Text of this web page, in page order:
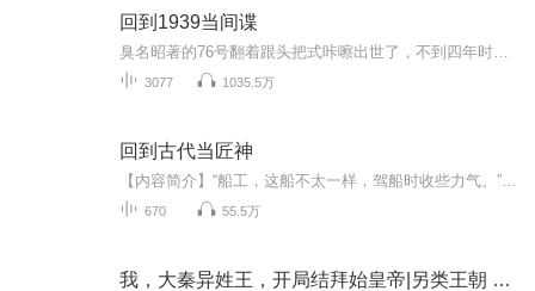
回到1939当间谍
3077 1035.5万
回到古代当匠神
670 55.5万
我，大秦异姓王，开局结拜始皇帝|另类王朝 豪横大秦